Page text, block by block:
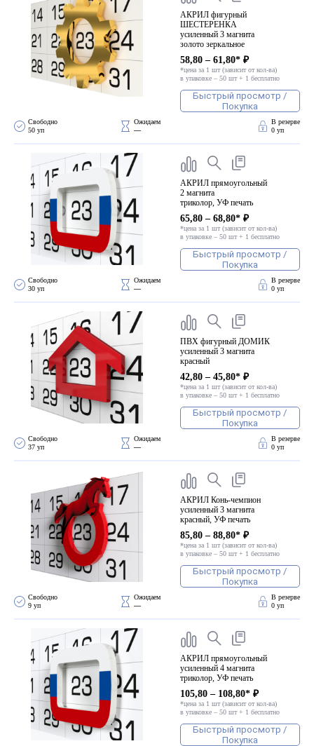
АКРИЛ фигурный
ШЕСТЕРЕНКА
усиленный 3 магнита
золото зеркальное
58,80 – 61,80* ₽
*цена за 1 шт (зависит от кол-ва)
в упаковке – 50 шт + 1 бесплатно
Быстрый просмотр /
Покупка
Свободно
50 уп
Ожидаем
—
В резерве
0 уп
АКРИЛ прямоугольный
2 магнита
триколор, УФ печать
65,80 – 68,80* ₽
*цена за 1 шт (зависит от кол-ва)
в упаковке – 50 шт + 1 бесплатно
Быстрый просмотр /
Покупка
Свободно
30 уп
Ожидаем
—
В резерве
0 уп
ПВХ фигурный ДОМИК
усиленный 3 магнита
красный
42,80 – 45,80* ₽
*цена за 1 шт (зависит от кол-ва)
в упаковке – 50 шт + 1 бесплатно
Быстрый просмотр /
Покупка
Свободно
37 уп
Ожидаем
—
В резерве
0 уп
АКРИЛ Конь-чемпион
усиленный 3 магнита
красный, УФ печать
85,80 – 88,80* ₽
*цена за 1 шт (зависит от кол-ва)
в упаковке – 50 шт + 1 бесплатно
Быстрый просмотр /
Покупка
Свободно
9 уп
Ожидаем
—
В резерве
0 уп
АКРИЛ прямоугольный
усиленный 4 магнита
триколор, УФ печать
105,80 – 108,80* ₽
*цена за 1 шт (зависит от кол-ва)
в упаковке – 50 шт + 1 бесплатно
Быстрый просмотр /
Покупка